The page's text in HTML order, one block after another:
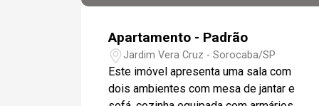
Apartamento - Padrão
Jardim Vera Cruz - Sorocaba/SP
Este imóvel apresenta uma sala com
dois ambientes com mesa de jantar e